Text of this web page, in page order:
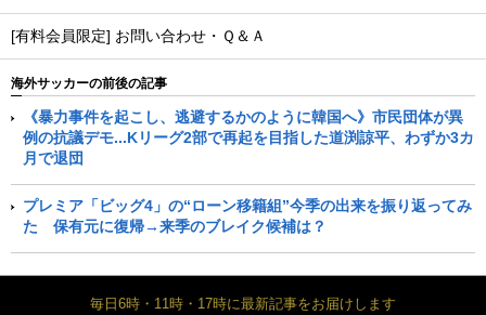
[有料会員限定] お問い合わせ・Ｑ＆Ａ
海外サッカーの前後の記事
《暴力事件を起こし、逃避するかのように韓国へ》市民団体が異
例の抗議デモ...Kリーグ2部で再起を目指した道渕諒平、わずか3カ
月で退団
プレミア「ビッグ4」の“ローン移籍組”今季の出来を振り返ってみ
た 保有元に復帰→来季のブレイク候補は？
毎日6時・11時・17時に最新記事をお届けします